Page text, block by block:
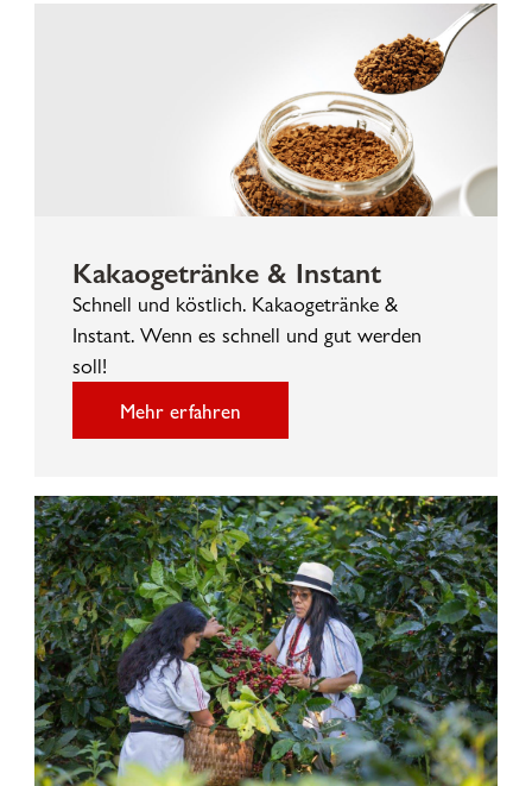
Kakaogetränke & Instant
Schnell und köstlich. Kakaogetränke &
Instant. Wenn es schnell und gut werden
soll!
Mehr erfahren